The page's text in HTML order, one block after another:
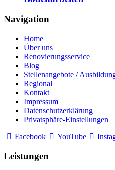
Navigation
Home
Über uns
Renovierungsservice
Blog
Stellenangebote /
Regional
Kontakt
Impressum
Datenschutzerklärung
Privatsphäre-Einstellungen
Facebook
YouTube
Leistungen